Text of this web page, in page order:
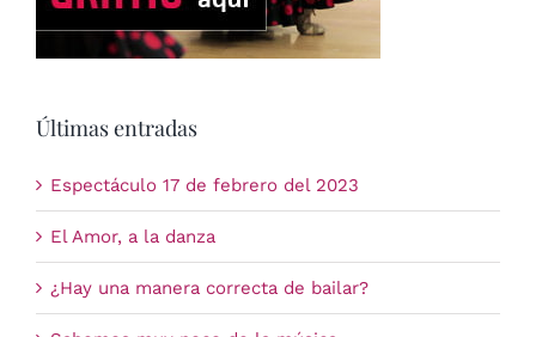
Últimas entradas
Espectáculo 17 de febrero del 2023
El Amor, a la danza
¿Hay una manera correcta de bailar?